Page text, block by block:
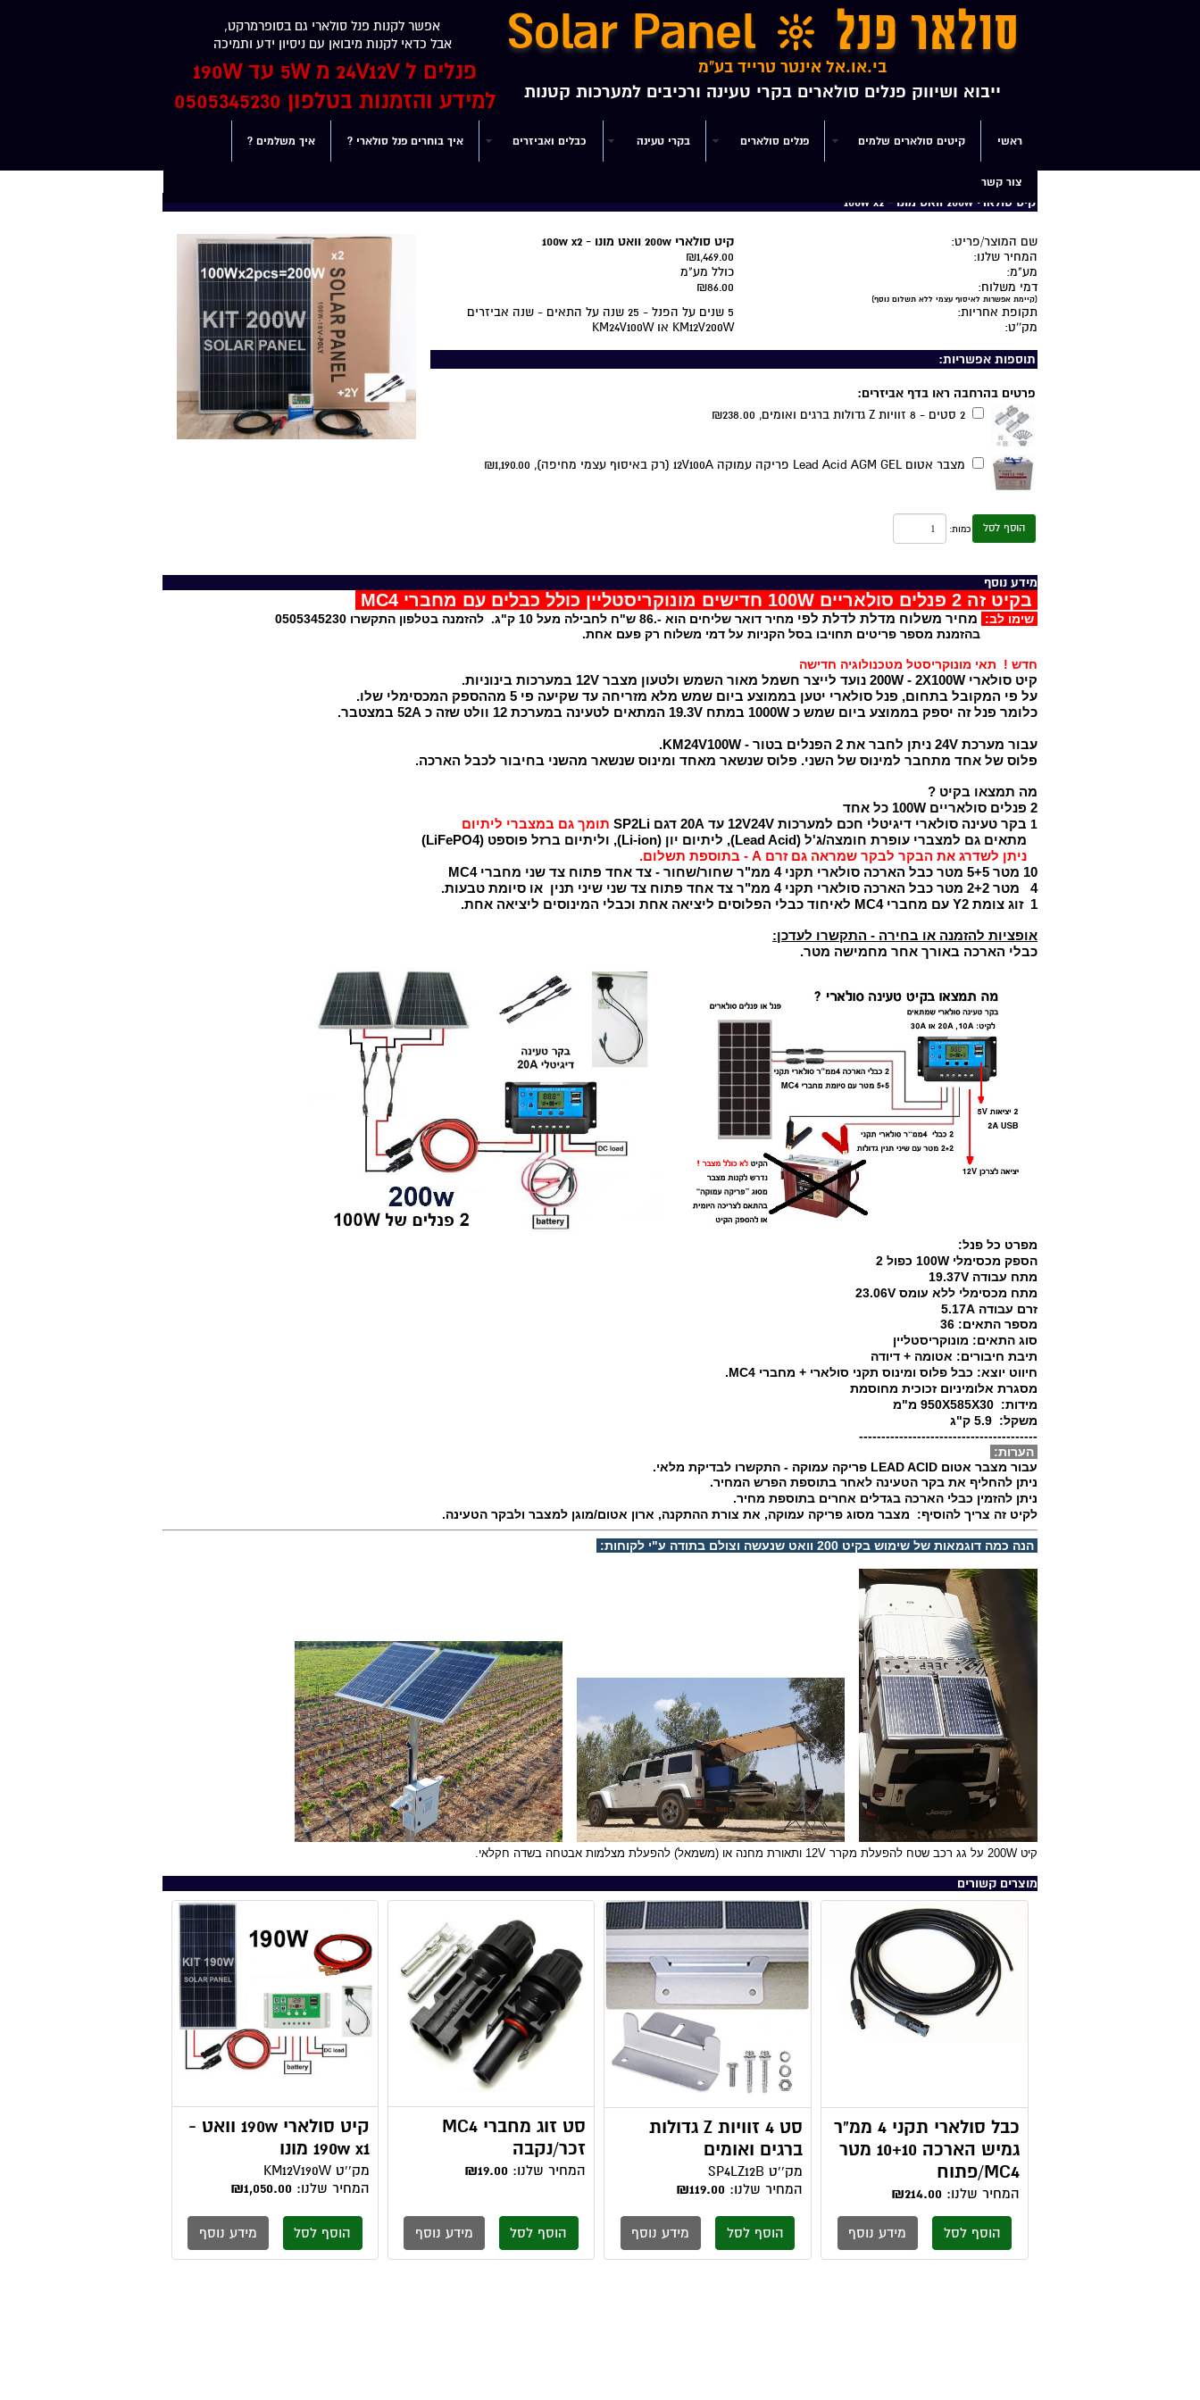
סולאר פנל Solar Panel
ייבוא ושיווק פנלים סולארים בקרי טעינה ורכיבים למערכות קטנות
בי.או.אל אינטר טרייד בע"מ
אפשר לקנות פנל סולארי גם בסופרמרקט,
אבל כדאי לקנות מיבואן עם ניסיון ידע ותמיכה
ראשי קיטים סולארים שלמים פנלים סולארים בקרי טעינה כבלים ואביזרים איך בוחרים פנל סולארי ? איך משלמים ?
צור קשר
פנלים ל 24V12V מ 5W עד 190W
למידע והזמנות בטלפון 0505345230
דף הבית >>קיטים סולארים שלמים
קיט סולארי 200w וואט מונו - 100w x2
שם המוצר/פריט:
קיט סולארי 200w וואט מונו - 100w x2
המחיר שלנו:
₪1,469.00
מע"מ:
כולל מע"מ
דמי משלוח:
₪86.00
(קיימת אפשרות לאיסוף עצמי ללא תשלום נוסף)
תקופת אחריות:
5 שנים על הפנל - 25 שנה על התאים - שנה אביזרים
מק''ט:
KM12V200W או KM24V100W
תוספות אפשריות:
פרטים בהרחבה ראו בדף אביזרים:
2 סטים - 8 זוויות Z גדולות ברגים ואומים,
₪238.00
מצבר אטום Lead Acid AGM GEL פריקה עמוקה 12V100A (רק באיסוף עצמי מחיפה), ₪1,190.00
הוסף לסל כמות:
מידע נוסף
בקיט זה 2 פנלים סולאריים 100W חדישים מונוקריסטליין כולל כבלים עם מחברי MC4
שימו לב: מחיר משלוח מדלת לדלת לפי מחיר דואר שליחים הוא -.86 ש"ח לחבילה מעל 10 ק"ג. להזמנה בטלפון התקשרו 0505345230
בהזמנת מספר פריטים תחויבו בסל הקניות על דמי משלוח רק פעם אחת.
חדש ! תאי מונוקריסטל מטכנולוגיה חדישה
קיט סולארי 200W - 2X100W נועד לייצר חשמל מאור השמש ולטעון מצבר 12V במערכות בינוניות.
על פי המקובל בתחום, פנל סולארי יטען בממוצע ביום שמש מלא מזריחה עד שקיעה פי 5 מההספק המכסימלי שלו.
כלומר פנל זה יספק בממוצע ביום שמש כ 1000W במתח 19.3V המתאים לטעינה במערכת 12 וולט שזה כ 52A במצטבר.
עבור מערכת 24V ניתן לחבר את 2 הפנלים בטור - KM24V100W.
​פלוס של אחד מתחבר למינוס של השני. פלוס שנשאר מאחד ומינוס שנשאר מהשני בחיבור לכבל הארכה.
מה תמצאו בקיט ?
2 פנלים סולאריים 100W כל אחד
1 בקר טעינה סולארי דיגיטלי חכם למערכות 12V24V עד 20A דגם SP2Li
תומך גם במצברי ליתיום
מתאים גם למצברי עופרת חומצה/ג'ל (Lead Acid), ליתיום יון (Li-ion), וליתיום ברזל פוספט (LiFePO4)
ניתן לשדרג את הבקר לבקר שמראה גם זרם A - בתוספת תשלום.
10 מטר
כבל הארכה סולארי תקני 4 ממ"ר שחור/שחור - צד אחד פתוח צד שני מחברי MC4
4 מטר
2+2 מטר
כבל הארכה סולארי תקני 4 ממ"ר צד אחד פתוח צד שני שיני תנין או סיומת טבעות.
1 זוג צומת Y2 עם מחברי MC4 לאיחוד כבלי הפלוסים ליציאה אחת וכבלי המינוסים ליציאה אחת.
אופציות להזמנה או בחירה - התקשרו לעדכן:
כבלי הארכה באורך אחר מחמישה מטר.
מפרט כל פנל:
הספק מכסימלי 100W כפול 2
מתח עבודה 19.37V
מתח מכסימלי ללא עומס 23.06V
זרם עבודה 5.17 A
מספר התאים: 36
סוג התאים: מונוקריסטליין
תיבת חיבורים: אטומה + דיודה
חיווט יוצא: כבל פלוס ומינוס תקני סולארי + מחברי MC4.
מסגרת אלומיניום זכוכית מחוסמת
מידות: 950X585X30 מ"מ
משקל: 5.9 ק"ג
----------------------------------------
הערות:
עבור מצבר אטום LEAD ACID פריקה עמוקה - התקשרו לבדיקת מלאי.
ניתן להחליף את בקר הטעינה לאחר בתוספת הפרש המחיר.
ניתן להזמין כבלי הארכה בגדלים אחרים בתוספת מחיר.
לקיט זה צריך להוסיף: מצבר מסוג פריקה עמוקה, את צורת ההתקנה, ארון אטום/מוגן למצבר ולבקר הטעינה.
הנה כמה דוגמאות של שימוש בקיט 200 וואט שנעשה וצולם בתודה ע"י לקוחות:
קיט 200W על גג רכב שטח להפעלת מקרר 12V ותאורת מחנה או (משמאל) ל הפעלת מצלמות אבטחה בשדה חקלאי.
מוצרים קשורים
כבל סולארי תקני 4 ממ"ר
גמיש הארכה 10+10 מטר
MC4/פתוח
המחיר שלנו: ₪214.00
הוסף לסל מידע נוסף
סט 4 זוויות Z גדולות
ברגים ואומים
מק''ט SP4LZ12B
המחיר שלנו: ₪119.00
הוסף לסל מידע נוסף
סט זוג מחברי MC4
זכר/נקבה
המחיר שלנו: ₪19.00
הוסף לסל מידע נוסף
קיט סולארי 190w וואט -
190w x1 מונו
מק''ט KM12V190W
המחיר שלנו: ₪1,050.00
הוסף לסל מידע נוסף